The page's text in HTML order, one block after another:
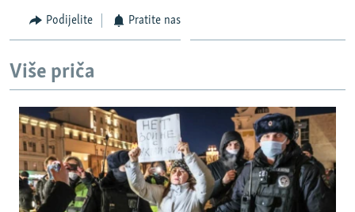
Podijelite Pratite nas
Više priča